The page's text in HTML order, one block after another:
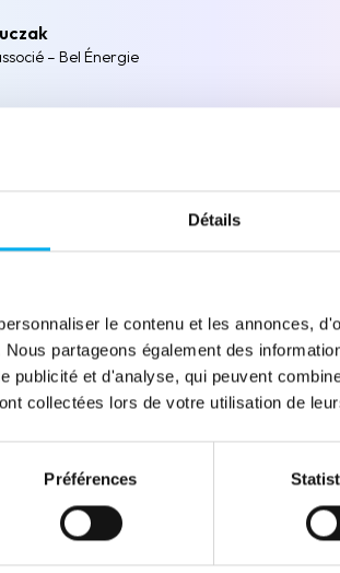
Détails
le contenu et les annonces,
partageons également des
publicité et d'analyse, qui peuvent
collectées lors de votre utilisation de
Préférences
– Bel Énergie
BEL ÉNERGIE a obtenu des gains
grâce à un meilleur ciblage des
des dossiers avec des décisions plus
grâce à une meilleure anticipation
réelle des outils
de conseil renforcée pour les équipes
partenaire clé pour gagner en efficacité,